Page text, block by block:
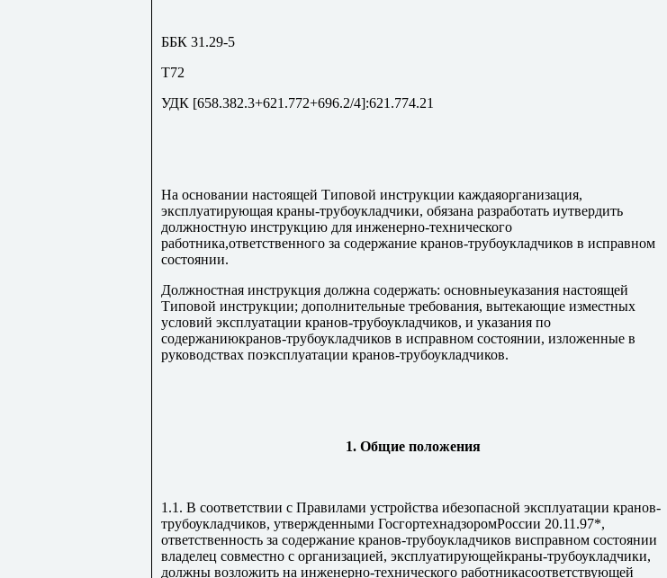
ББК 31.29-5
Т72
УДК [658.382.3+621.772+696.2/4]:621.774.21
На основании настоящей Типовой инструкции каждаяорганизация,
эксплуатирующая краны-трубоукладчики, обязана разработать иутвердить
должностную инструкцию для инженерно-технического
работника,ответственного за содержание кранов-трубоукладчиков в исправном
состоянии.
Должностная инструкция должна содержать: основныеуказания настоящей
Типовой инструкции; дополнительные требования, вытекающие изместных
условий эксплуатации кранов-трубоукладчиков, и указания по
содержаниюкранов-трубоукладчиков в исправном состоянии, изложенные в
руководствах поэксплуатации кранов-трубоукладчиков.
1. Общие положения
1.1. В соответствии с Правилами устройства ибезопасной эксплуатации кранов-
трубоукладчиков, утвержденными ГосгортехнадзоромРоссии 20.11.97*,
ответственность за содержание кранов-трубоукладчиков висправном состоянии
владелец совместно с организацией, эксплуатирующейкраны-трубоукладчики,
должны возложить на инженерно-технического работникасоответствующей